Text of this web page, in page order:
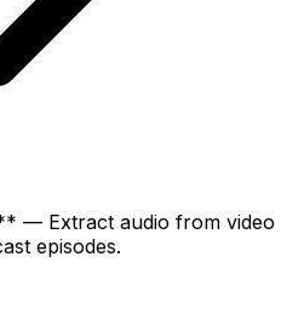
— Extract audio from video
episodes.